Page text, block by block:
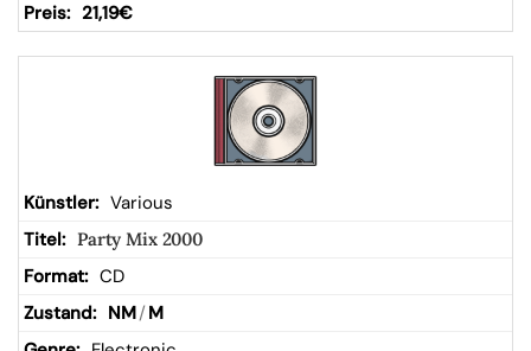
21,19€
Various
Party Mix 2000
CD
NM/ M